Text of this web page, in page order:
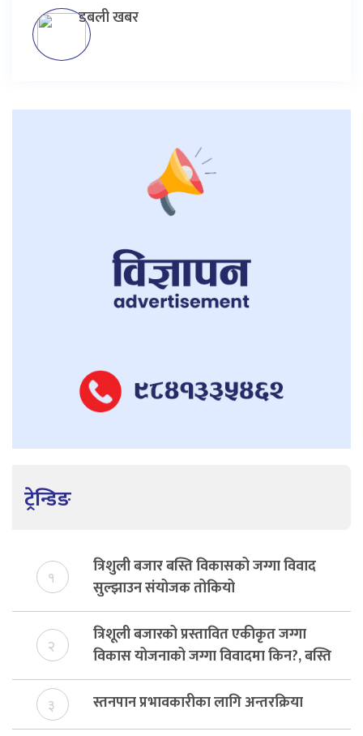
डबली खबर
ट्रेन्डिङ
१
त्रिशुली बजार बस्ति विकासको जग्गा विवाद
सुल्झाउन संयोजक तोकियो
२
त्रिशूली बजारको प्रस्तावित एकीकृत जग्गा
विकास योजनाको जग्गा विवादमा किन?, बस्ति
विकास दर्ता नभए समिति विघटन हुने
३ स्तनपान प्रभावकारीका लागि अन्तरक्रिया